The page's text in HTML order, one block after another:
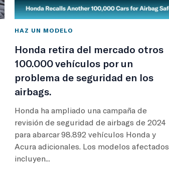
HAZ UN MODELO
Honda retira del mercado otros
100.000 vehículos por un
problema de seguridad en los
airbags.
Honda ha ampliado una campaña de
revisión de seguridad de airbags de 2024
para abarcar 98.892 vehículos Honda y
Acura adicionales. Los modelos afectados
incluyen...